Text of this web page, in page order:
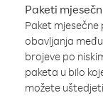
Paketi
Paket
obavljanja
brojeve po
paketa u bilo
možete